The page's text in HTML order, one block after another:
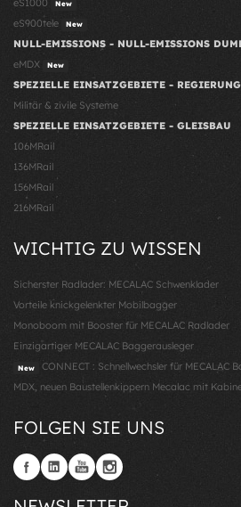
eS1000
New
eS900tele New
NULL-EMISSIONS - NULL-EMISSIONS
eMDX
New
SPEZIELLE EINSATZGEBIETE -
Militär & zivile Systeme
SPEZIELLE EINSATZGEBIETE - GLEISBAU
106MRail
136MRail
156MRail
216MRail
WICHTIG ZU WISSEN
Sicherster Radlader: MECALAC Schwenklader
Vorteile knickgelenkter Mobilbagger
Monoboom mit Booster für MECALAC Radlader
Einzigartiger MECALAC Baggerausleger
New
CONNECT : Schnellwechsler für MECALAC
MDX, neuen Baustellenkippern Mecalac mit
FOLGEN SIE UNS